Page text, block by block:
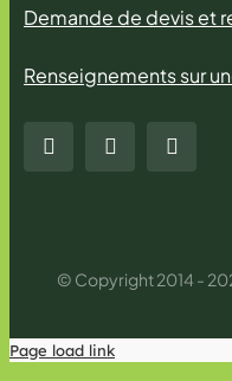
Demande de devis et
Renseignements sur
© Copyright 2014 -
Page load link